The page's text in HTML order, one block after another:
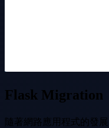
Flask Migration
隨著網路應用程式的發